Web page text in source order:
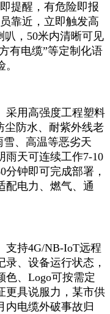
提醒，有危险即报
靠近，立即触发高
叭，50米内清晰可见
有电缆”等定制化语
采用高强度工程塑料
尘防水、耐紫外线老
、高温等恶劣天
雨天可连续工作7-10
钟即可完成部署，
配电力、燃气、通
支持4G/NB-IoT远程
、设备运行状态，
色、Logo可按需定
更具说服力，某市供
内电缆外破事故归